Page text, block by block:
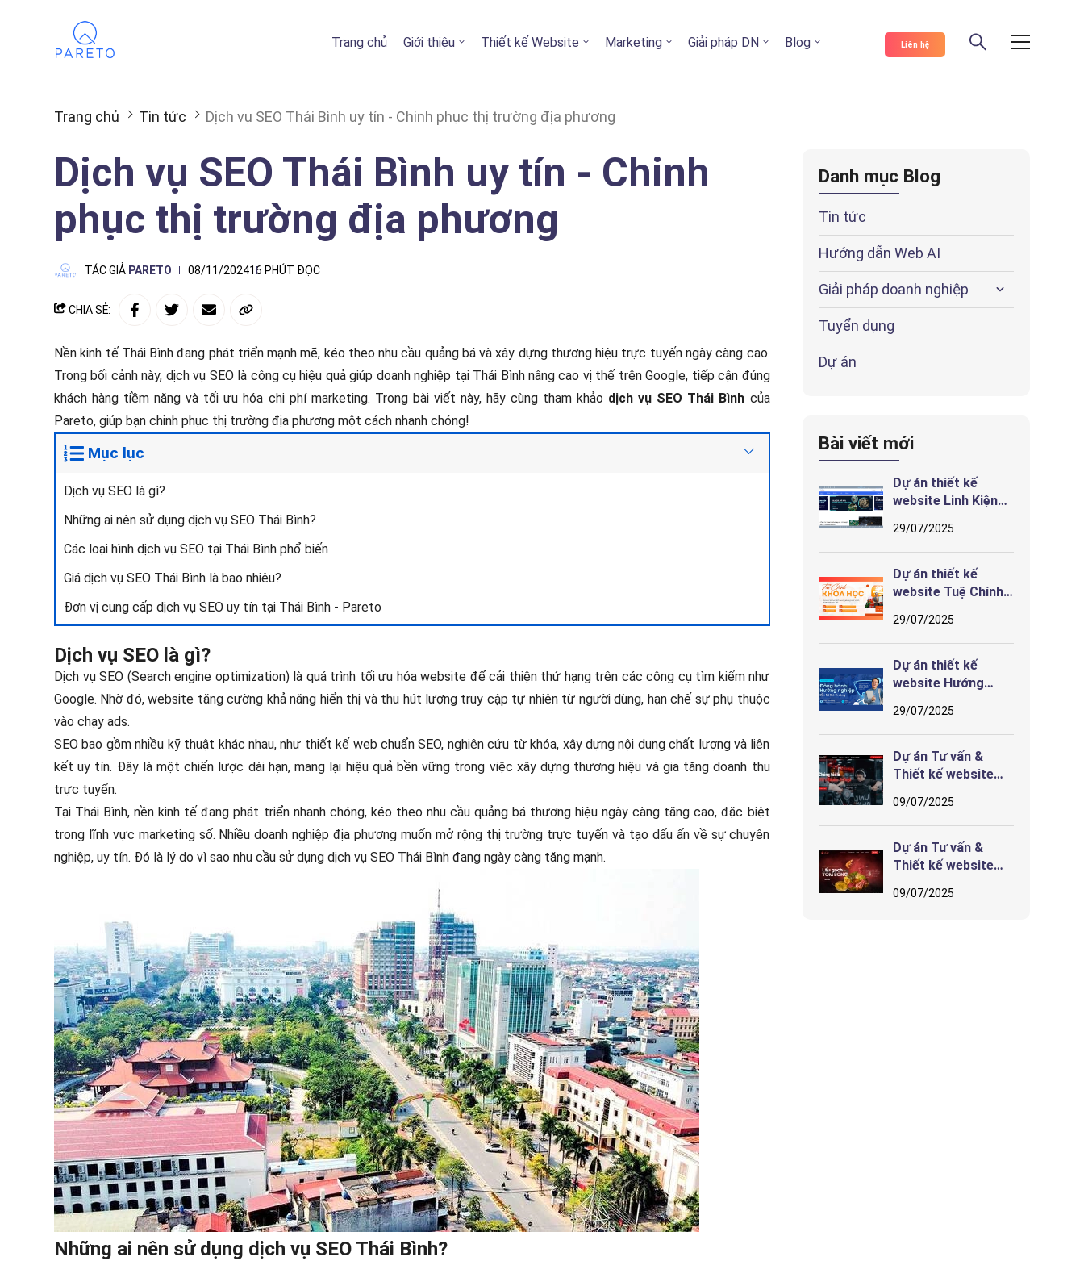
Trang chủ Giới thiệu Thiết kế Website Marketing Giải pháp DN Blog Liên hệ
Trang chủ Tin tức Dịch vụ SEO Thái Bình uy tín - Chinh phục thị trường địa phương
Dịch vụ SEO Thái Bình uy tín - Chinh
phục thị trường địa phương
TÁC GIẢ PARETO 08/11/202416 PHÚT ĐỌC
CHIA SẺ:
Nền kinh tế Thái Bình đang phát triển mạnh mẽ, kéo theo nhu cầu quảng bá và xây dựng thương hiệu trực tuyến ngày càng cao.
Trong bối cảnh này, dịch vụ SEO là công cụ hiệu quả giúp doanh nghiệp tại Thái Bình nâng cao vị thế trên Google, tiếp cận đúng
khách hàng tiềm năng và tối ưu hóa chi phí marketing. Trong bài viết này, hãy cùng tham khảo dịch vụ SEO Thái Bình của
Pareto, giúp bạn chinh phục thị trường địa phương một cách nhanh chóng!
Mục lục
Dịch vụ SEO là gì?
Những ai nên sử dụng dịch vụ SEO Thái Bình?
Các loại hình dịch vụ SEO tại Thái Bình phổ biến
Giá dịch vụ SEO Thái Bình là bao nhiêu?
Đơn vị cung cấp dịch vụ SEO uy tín tại Thái Bình - Pareto
Dịch vụ SEO là gì?
Dịch vụ SEO (Search engine optimization) là quá trình tối ưu hóa website để cải thiện thứ hạng trên các công cụ tìm kiếm như
Google. Nhờ đó, website tăng cường khả năng hiển thị và thu hút lượng truy cập tự nhiên từ người dùng, hạn chế sự phụ thuộc
vào chạy ads.
SEO bao gồm nhiều kỹ thuật khác nhau, như thiết kế web chuẩn SEO, nghiên cứu từ khóa, xây dựng nội dung chất lượng và liên
kết uy tín. Đây là một chiến lược dài hạn, mang lại hiệu quả bền vững trong việc xây dựng thương hiệu và gia tăng doanh thu
trực tuyến.
Tại Thái Bình, nền kinh tế đang phát triển nhanh chóng, kéo theo nhu cầu quảng bá thương hiệu ngày càng tăng cao, đặc biệt
trong lĩnh vực marketing số. Nhiều doanh nghiệp địa phương muốn mở rộng thị trường trực tuyến và tạo dấu ấn về sự chuyên
nghiệp, uy tín. Đó là lý do vì sao nhu cầu sử dụng dịch vụ SEO Thái Bình đang ngày càng tăng mạnh.
Những ai nên sử dụng dịch vụ SEO Thái Bình?
Danh mục Blog
Tin tức
Hướng dẫn Web AI
Giải pháp doanh nghiệp
Tuyển dụng
Dự án
Bài viết mới
Dự án thiết kế
website Linh Kiện
29/07/2025
Dự án thiết kế
website Tuệ Chính
cảm hứng học tiếng
Anh nhi đồng tại
Hải Phòng
29/07/2025
Dự án thiết kế
website Hướng
Giao diện định
hướng tương lai
29/07/2025
Dự án Tư vấn &
Thiết kế website
09/07/2025
Dự án Tư vấn &
Thiết kế website
Phòng
09/07/2025